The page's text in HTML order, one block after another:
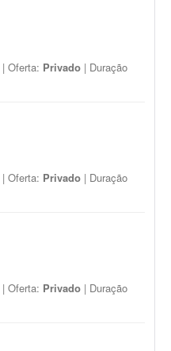
| Oferta: Privado | Duração
| Oferta: Privado | Duração
| Oferta: Privado | Duração